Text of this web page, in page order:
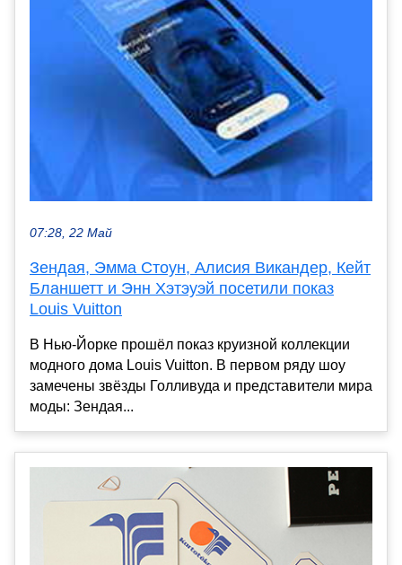
07:28, 22 Май
Зендая, Эмма Стоун, Алисия Викандер, Кейт
Бланшетт и Энн Хэтэуэй посетили показ
Louis Vuitton
В Нью-Йорке прошёл показ круизной коллекции
модного дома Louis Vuitton. В первом ряду шоу
замечены звёзды Голливуда и представители мира
моды: Зендая...